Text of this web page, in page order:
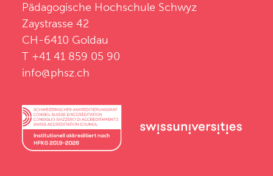
Pädagogische Hochschule Schwyz
Zaystrasse 42
CH-6410 Goldau
T +41 41 859 05 90
info@phsz.ch